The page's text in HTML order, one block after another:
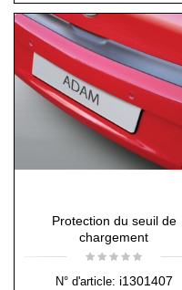
Protection du seuil de
chargement
N° d'article: i1301407